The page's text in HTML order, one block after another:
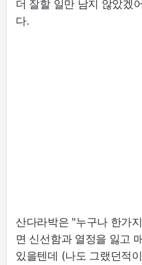
더 잘할 일만 남지 않았겠
다.
산다라박은 "누구나 한가
면 신선함과 열정을 잃고
있을텐데 (나도 그랬던적